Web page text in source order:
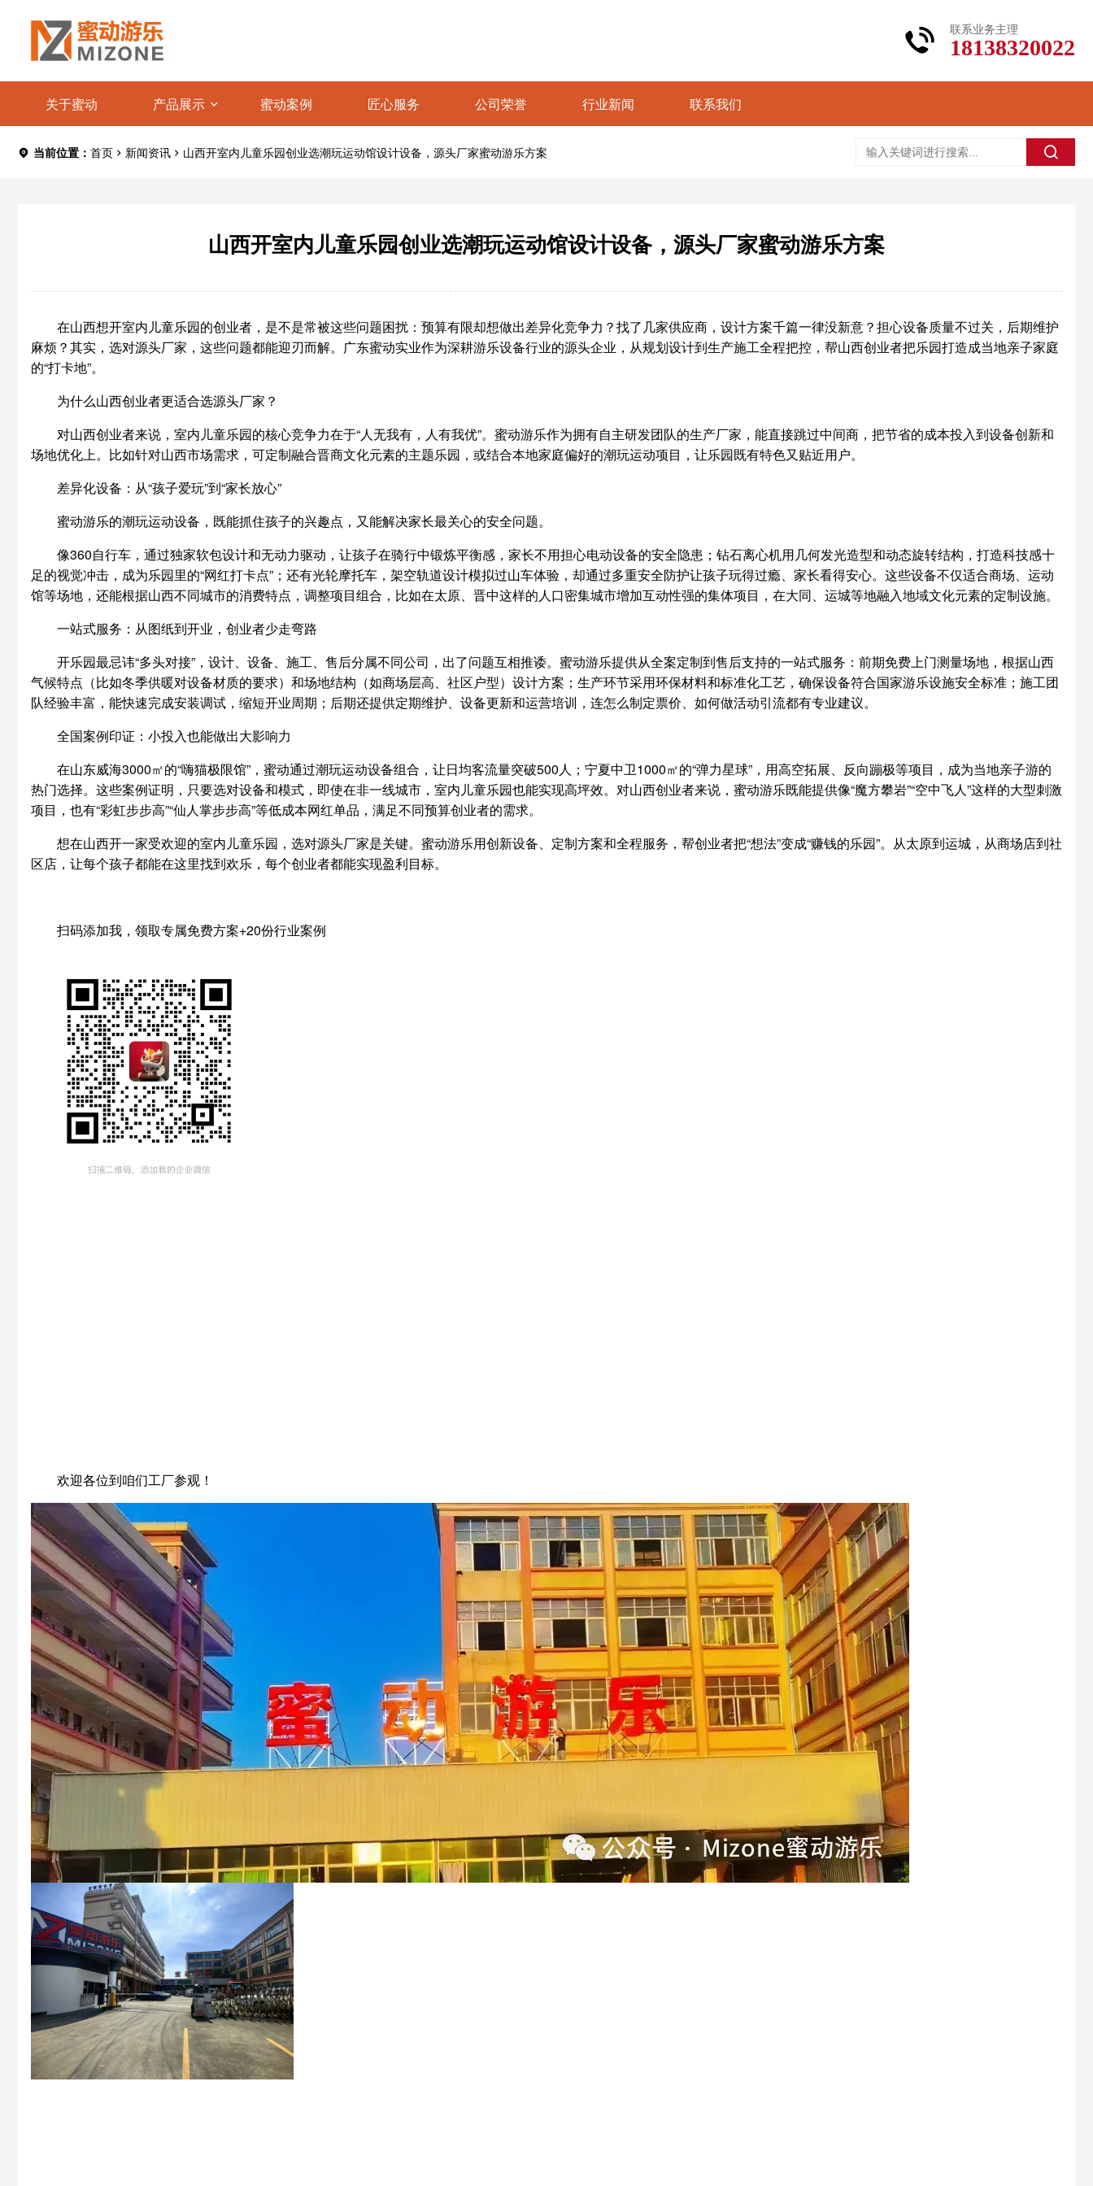
联系业务主理
18138320022
关于蜜动 产品展示 蜜动案例 匠心服务 公司荣誉 行业新闻 联系我们
当前位置： 首页 新闻资讯 山西开室内儿童乐园创业选潮玩运动馆设计设备，源头厂家蜜动游乐方案
山西开室内儿童乐园创业选潮玩运动馆设计设备，源头厂家蜜动游乐方案
在山西想开室内儿童乐园的创业者，是不是常被这些问题困扰：预算有限却想做出差异化竞争力？找了几家供应商，设计方案千篇一律没新意？担心设备质量不过关，后期维护
麻烦？其实，选对源头厂家，这些问题都能迎刃而解。广东蜜动实业作为深耕游乐设备行业的源头企业，从规划设计到生产施工全程把控，帮山西创业者把乐园打造成当地亲子家庭
的“打卡地”。
为什么山西创业者更适合选源头厂家？
对山西创业者来说，室内儿童乐园的核心竞争力在于“人无我有，人有我优”。蜜动游乐作为拥有自主研发团队的生产厂家，能直接跳过中间商，把节省的成本投入到设备创新和
场地优化上。比如针对山西市场需求，可定制融合晋商文化元素的主题乐园，或结合本地家庭偏好的潮玩运动项目，让乐园既有特色又贴近用户。
差异化设备：从“孩子爱玩”到“家长放心”
蜜动游乐的潮玩运动设备，既能抓住孩子的兴趣点，又能解决家长最关心的安全问题。
像360自行车，通过独家软包设计和无动力驱动，让孩子在骑行中锻炼平衡感，家长不用担心电动设备的安全隐患；钻石离心机用几何发光造型和动态旋转结构，打造科技感十
足的视觉冲击，成为乐园里的“网红打卡点”；还有光轮摩托车，架空轨道设计模拟过山车体验，却通过多重安全防护让孩子玩得过瘾、家长看得安心。这些设备不仅适合商场、运动
馆等场地，还能根据山西不同城市的消费特点，调整项目组合，比如在太原、晋中这样的人口密集城市增加互动性强的集体项目，在大同、运城等地融入地域文化元素的定制设施。
一站式服务：从图纸到开业，创业者少走弯路
开乐园最忌讳“多头对接”，设计、设备、施工、售后分属不同公司，出了问题互相推诿。蜜动游乐提供从全案定制到售后支持的一站式服务：前期免费上门测量场地，根据山西
气候特点（比如冬季供暖对设备材质的要求）和场地结构（如商场层高、社区户型）设计方案；生产环节采用环保材料和标准化工艺，确保设备符合国家游乐设施安全标准；施工团
队经验丰富，能快速完成安装调试，缩短开业周期；后期还提供定期维护、设备更新和运营培训，连怎么制定票价、如何做活动引流都有专业建议。
全国案例印证：小投入也能做出大影响力
在山东威海3000㎡的“嗨猫极限馆”，蜜动通过潮玩运动设备组合，让日均客流量突破500人；宁夏中卫1000㎡的“弹力星球”，用高空拓展、反向蹦极等项目，成为当地亲子游的
热门选择。这些案例证明，只要选对设备和模式，即使在非一线城市，室内儿童乐园也能实现高坪效。对山西创业者来说，蜜动游乐既能提供像“魔方攀岩”“空中飞人”这样的大型刺激
项目，也有“彩虹步步高”“仙人掌步步高”等低成本网红单品，满足不同预算创业者的需求。
想在山西开一家受欢迎的室内儿童乐园，选对源头厂家是关键。蜜动游乐用创新设备、定制方案和全程服务，帮创业者把“想法”变成“赚钱的乐园”。从太原到运城，从商场店到社
区店，让每个孩子都能在这里找到欢乐，每个创业者都能实现盈利目标。
扫码添加我，领取专属免费方案+20份行业案例
欢迎各位到咱们工厂参观！